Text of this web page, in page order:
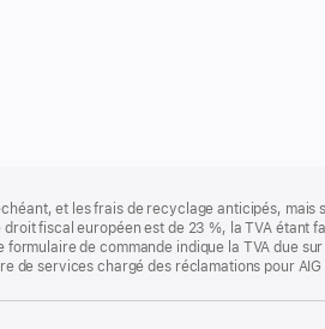
et les frais de recyclage anticipés, mais
fiscal européen est de 23 %, la TVA étant
de commande indique la TVA due
de services chargé des réclamations pour AIG